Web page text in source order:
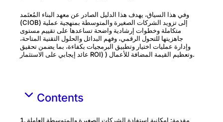
وفي هذا السياق، يهدف هذا الدليل الصادر عن معهد البناء المُعتَمد
(CIOB) إلى تزويد الشركات الصغيرة والمتوسطة بمنهجية عملية
متكاملة وخطوات إرشادية واضحة تساعدها على تقييم مستوى
جاهزيتها للتحول الرقمي، وفهم البدائل والحلول التقنية المتاحة،
وإدارة عمليات اختيار وتطبيق البرمجيات بكفاءة، بما يضمن تحقيق
عائد إيجابي على الاستثمار ROI) ) وتعظيم القيمة المضافة للأعمال.
Contents
مقدمة: امكانية استفادة الشركات الصغيرة والمتوسطة العاملة